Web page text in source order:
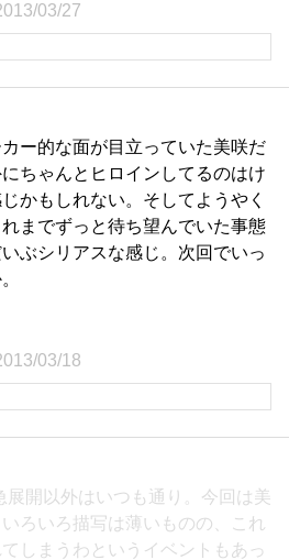
03/27
ー的な面が目立っていた美咲だ
ちゃんとヒロインしてるのはけ
かもしれない。そしてようやく
までずっと待ち望んでいた事態
ぶシリアスな感じ。次回でいっ
03/18
展開以外はいつも通り。今回は美
ろいろ描写は薄いものの、これ
しまうわというイベントもあっ